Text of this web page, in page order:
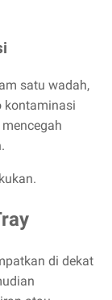
satu wadah,
kontaminasi
di dekat